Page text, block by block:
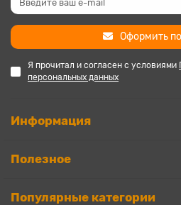
Оформить
Я прочитал и согласен с условиями
персональных данных
Информация
Полезное
Популярные категории